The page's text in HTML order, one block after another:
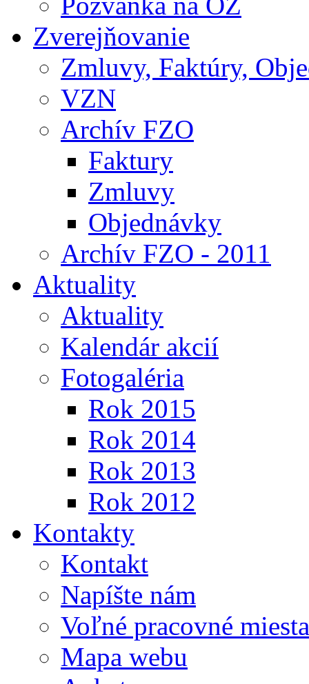
Zverejňovanie
Zmluvy, Faktúry,
VZN
Archív FZO
Faktury
Zmluvy
Objednávky
Archív FZO - 2011
Aktuality
Aktuality
Kalendár akcií
Fotogaléria
Rok 2015
Rok 2014
Rok 2013
Rok 2012
Kontakty
Kontakt
Napíšte nám
Voľné pracovné miesta
Mapa webu